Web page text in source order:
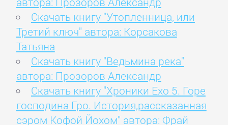
Скачать книгу "Утопленница, или
Третий ключ" автора: Корсакова
Татьяна
Скачать книгу "Ведьмина река"
автора: Прозоров Александр
Скачать книгу "Хроники Ехо 5. Горе
господина Гро. История,рассказанная
сэром Кофой Йохом" автора: Фрай